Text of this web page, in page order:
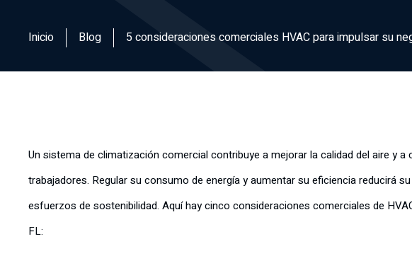
Inicio Blog 5 consideraciones comerciales HVAC para impulsar su
Un sistema de climatización comercial contribuye a mejorar la calidad del aire y
trabajadores. Regular su consumo de energía y aumentar su eficiencia reducirá
esfuerzos de sostenibilidad. Aquí hay cinco consideraciones comerciales de
FL: